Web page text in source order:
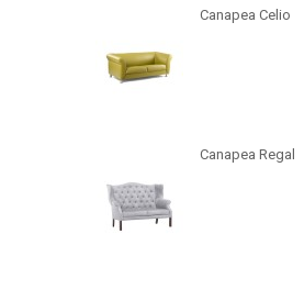
Canapea Celio
Canapea Regal